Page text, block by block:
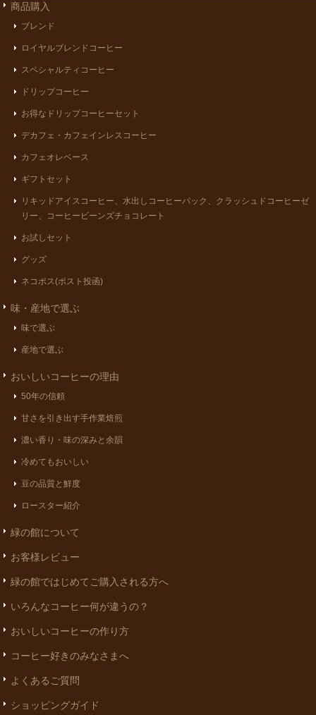
商品購入
ブレンド
ロイヤルブレンドコーヒー
スペシャルティコーヒー
ドリップコーヒー
お得なドリップコーヒーセット
デカフェ・カフェインレスコーヒー
カフェオレベース
ギフトセット
リキッドアイスコーヒー、水出しコーヒーパック、クラッシュドコーヒーゼ
リー、コーヒービーンズチョコレート
お試しセット
グッズ
ネコポス(ポスト投函)
味・産地で選ぶ
味で選ぶ
産地で選ぶ
おいしいコーヒーの理由
50年の信頼
甘さを引き出す手作業焙煎
濃い香り・味の深みと余韻
冷めてもおいしい
豆の品質と鮮度
ロースター紹介
緑の館について
お客様レビュー
緑の館ではじめてご購入される方へ
いろんなコーヒー何が違うの？
おいしいコーヒーの作り方
コーヒー好きのみなさまへ
よくあるご質問
ショッピングガイド